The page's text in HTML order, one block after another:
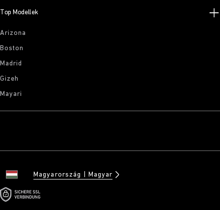
Top Modellek
Arizona
Boston
Madrid
Gizeh
Mayari
Magyarország Magyar